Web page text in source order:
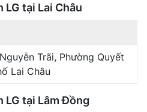
LG tại Lai Châu
Trãi, Phường Quyết
Lai Châu
LG tại Lâm Đồng